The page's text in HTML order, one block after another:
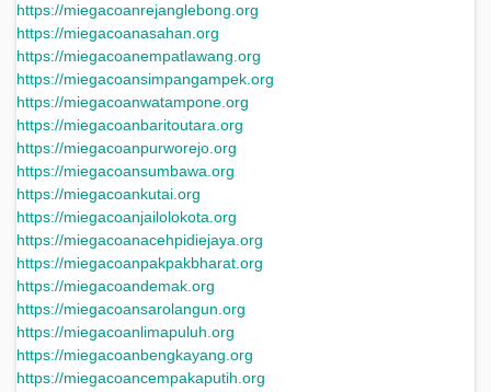
https://miegacoanrejanglebong.org
https://miegacoanasahan.org
https://miegacoanempatlawang.org
https://miegacoansimpangampek.org
https://miegacoanwatampone.org
https://miegacoanbaritoutara.org
https://miegacoanpurworejo.org
https://miegacoansumbawa.org
https://miegacoankutai.org
https://miegacoanjailolokota.org
https://miegacoanacehpidiejaya.org
https://miegacoanpakpakbharat.org
https://miegacoandemak.org
https://miegacoansarolangun.org
https://miegacoanlimapuluh.org
https://miegacoanbengkayang.org
https://miegacoancempakaputih.org